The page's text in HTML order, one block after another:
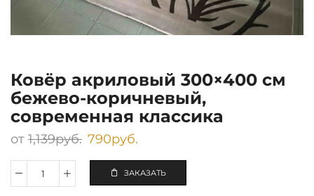
Ковёр акриловый 300×400 см
бежево-коричневый,
современная классика
от 1,139руб. 790руб.
Количество
ЗАКАЗАТЬ